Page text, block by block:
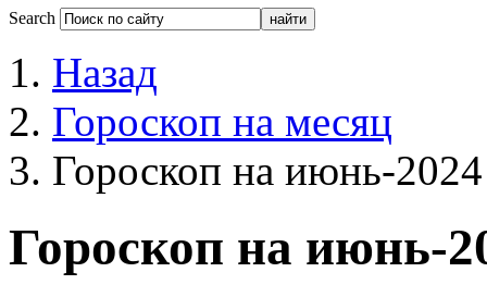
Search
Назад
Гороскоп на месяц
Гороскоп на июнь-2024
Гороскоп на июнь-